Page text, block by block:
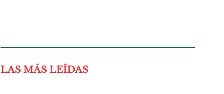
LAS MÁS LEÍDAS